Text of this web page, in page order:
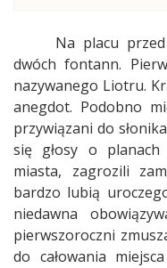
Na placu
dwóch fontann.
nazywanego Liotru.
anegdot. Podobno
przywiązani do
się głosy o
miasta, zagrozili
bardzo lubią
niedawna
pierwszoroczni
do całowania